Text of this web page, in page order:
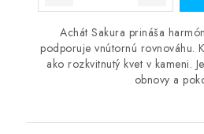
Achát Sakura prináša
podporuje vnútornú rovnováhu.
ako rozkvitnutý kvet v kameni.
obnovy a